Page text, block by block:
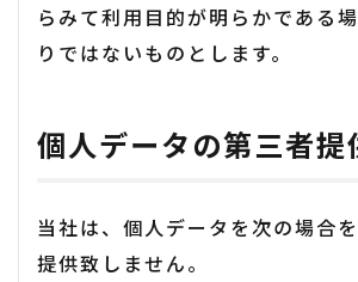
らみて利用目的が明らかである
りではないものとします。
個人データの第三者提
当社は、個人データを次の場合
提供致しません。